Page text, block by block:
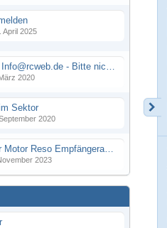
April 2025
Spammail von Info@rcweb.de - Bitte nicht auf den Link klicken
2020
Sektor
2020
X-Ray RX8 mir Motor Reso Empfängerakku
2023